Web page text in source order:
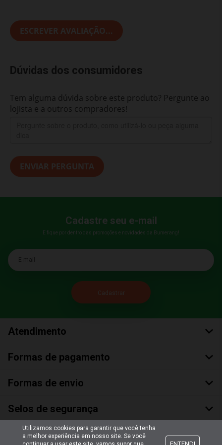
ESCREVER AVALIAÇÃO...
Dúvidas dos consumidores
Tem alguma dúvida sobre este produto? Pergunte ao
lojista e a outros compradores!
ENVIAR PERGUNTA
Cadastre seu e-mail
E fique por dentro das promoções e novidades da Bumerang!
E-mail
Atendimento
Formas de pagamento
Formas de envio
Selos de segurança
Utilizamos cookies para garantir que você tenha
a melhor experiência em nosso site. Se você